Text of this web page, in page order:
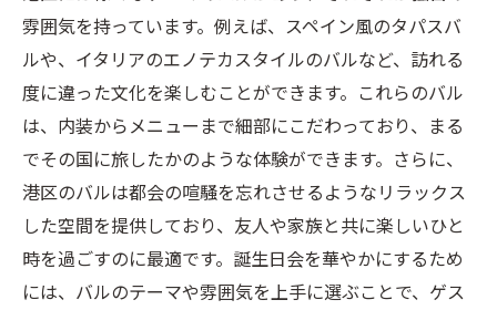
おしゃれなフォトスポットがあるバル
港区バルでの特別なサプライズ演出
友人同士で楽しむおしゃれなバル
バルで誕生日会を祝うなら港区がおすすめの理
由
港区のバルのアクセスの良さ
港区バルの多様なジャンル
誕生日会に最適な港区のバルの選び方
雰囲気を持っています。例えば、スペイン風のタパスバ
ルや、イタリアのエノテカスタイルのバルなど、訪れる
度に違った文化を楽しむことができます。これらのバル
は、内装からメニューまで細部にこだわっており、まる
でその国に旅したかのような体験ができます。さらに、
港区のバルは都会の喧騒を忘れさせるようなリラックス
した空間を提供しており、友人や家族と共に楽しいひと
時を過ごすのに最適です。誕生日会を華やかにするため
には、バルのテーマや雰囲気を上手に選ぶことで、ゲス